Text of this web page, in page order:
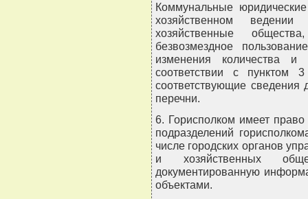
Коммунальные
хозяйственном
хозяйственные
безвозмездное
изменения количества
соответствии с пунктом
соответствующие сведения
перечни.
6. Горисполком имеет право
подразделений
числе городских органов
и хозяйственных
документированную
объектами.